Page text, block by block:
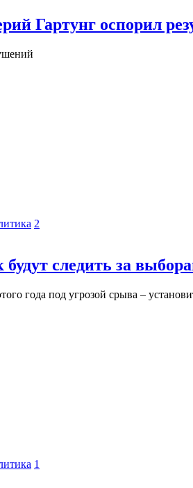
Гартунг оспорил
2
следить за
года под угрозой срыва –
1